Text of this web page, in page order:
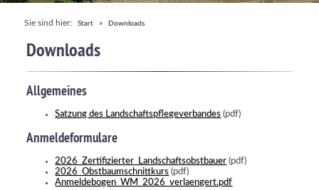
Sie sind hier: Start » Downloads
Downloads
Allgemeines
Satzung des Landschaftspflegeverbandes (pdf)
Anmeldeformulare
2026_Zertifizierter_Landschaftsobstbauer (pdf)
2026_Obstbaumschnittkurs (pdf)
Anmeldebogen_WM_2026_verlaengert.pdf